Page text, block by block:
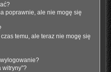
poprawnie, ale nie mogę się
temu, ale teraz nie mogę się
witryny”?